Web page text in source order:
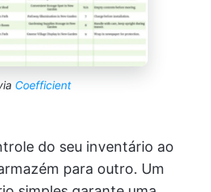
Coefficient
do seu inventário ao
para outro. Um